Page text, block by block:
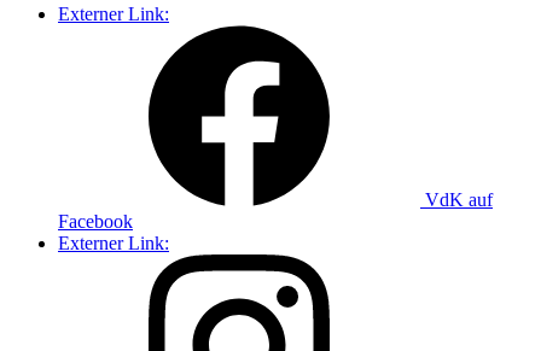
Externer Link:
VdK auf
Facebook
Externer Link: